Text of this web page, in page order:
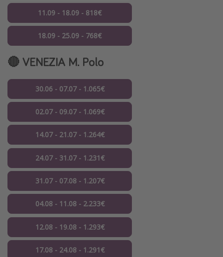
11.09 - 18.09 - 818€
18.09 - 25.09 - 768€
🔴 VENEZIA M. Polo
30.06 - 07.07 - 1.065€
02.07 - 09.07 - 1.069€
14.07 - 21.07 - 1.264€
24.07 - 31.07 - 1.231€
31.07 - 07.08 - 1.207€
04.08 - 11.08 - 2.233€
12.08 - 19.08 - 1.293€
17.08 - 24.08 - 1.291€